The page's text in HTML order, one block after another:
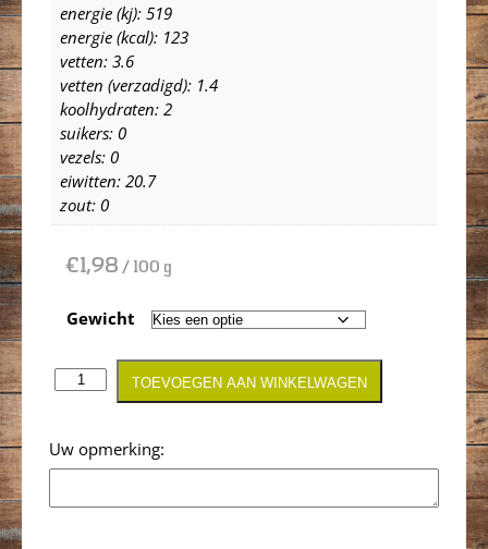
energie (kj): 519
energie (kcal): 123
vetten: 3.6
vetten (verzadigd): 1.4
koolhydraten: 2
suikers: 0
vezels: 0
eiwitten: 20.7
zout: 0
€1,98 / 100 g
Gewicht
Opmerking
TOEVOEGEN AAN WINKELWAGEN